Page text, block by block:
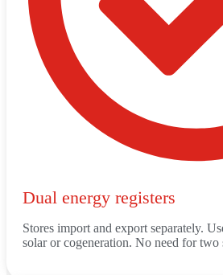
Dual energy registers
Stores import and export separately.
solar or cogeneration. No need for two